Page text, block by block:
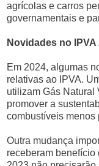
agrícolas e carros
governamentais e
Novidades no IPVA
Em 2024, algumas
relativas ao IPVA.
utilizam Gás Natural
promover a
combustíveis menos
Outra mudança
receberam